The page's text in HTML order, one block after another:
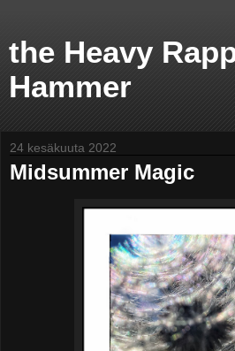
the Heavy
Hammer
24 kesäkuuta 2022
Midsummer Magic